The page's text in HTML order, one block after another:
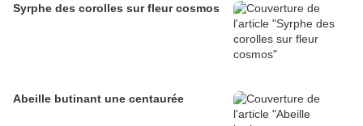
Syrphe des corolles sur fleur cosmos
Abeille butinant une centaurée